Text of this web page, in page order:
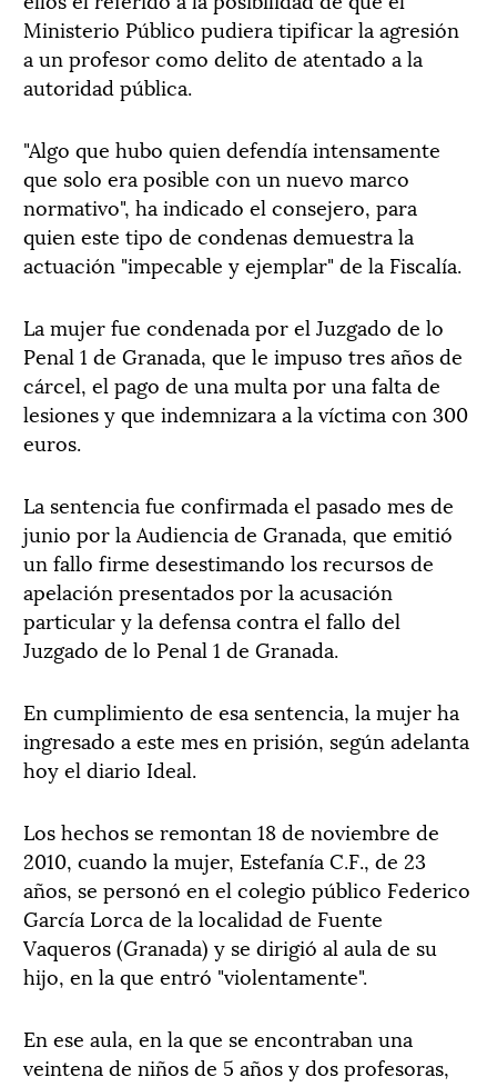
Ministerio Público pudiera tipificar la agresión
a un profesor como delito de atentado a la
autoridad pública.
"Algo que hubo quien defendía intensamente
que solo era posible con un nuevo marco
normativo", ha indicado el consejero, para
quien este tipo de condenas demuestra la
actuación "impecable y ejemplar" de la Fiscalía.
La mujer fue condenada por el Juzgado de lo
Penal 1 de Granada, que le impuso tres años de
cárcel, el pago de una multa por una falta de
lesiones y que indemnizara a la víctima con 300
euros.
La sentencia fue confirmada el pasado mes de
junio por la Audiencia de Granada, que emitió
un fallo firme desestimando los recursos de
apelación presentados por la acusación
particular y la defensa contra el fallo del
Juzgado de lo Penal 1 de Granada.
En cumplimiento de esa sentencia, la mujer ha
ingresado a este mes en prisión, según adelanta
hoy el diario Ideal.
Los hechos se remontan 18 de noviembre de
2010, cuando la mujer, Estefanía C.F., de 23
años, se personó en el colegio público Federico
García Lorca de la localidad de Fuente
Vaqueros (Granada) y se dirigió al aula de su
hijo, en la que entró "violentamente".
En ese aula, en la que se encontraban una
veintena de niños de 5 años y dos profesoras,